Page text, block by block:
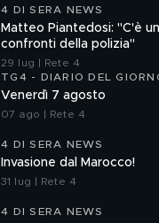
4 DI SERA NEWS
Matteo Piantedosi: "C'è
confronti della polizia"
29 lug | Rete 4
TG4 - DIARIO DEL
Venerdì 7 agosto
07 ago | Rete 4
4 DI SERA NEWS
Invasione dal Marocco!
31 lug | Rete 4
4 DI SERA NEWS